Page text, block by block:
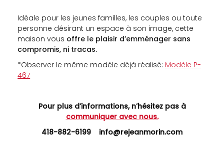
Idéale pour les jeunes familles, les couples ou toute
personne désirant un espace à son image, cette
maison vous offre le plaisir d’emménager sans
compromis, ni tracas.
*Observer le même modèle déjà réalisé: Modèle P-
467
Pour plus d’informations, n’hésitez pas à
communiquer avec nous.
418-882-6199 info@rejeanmorin.com